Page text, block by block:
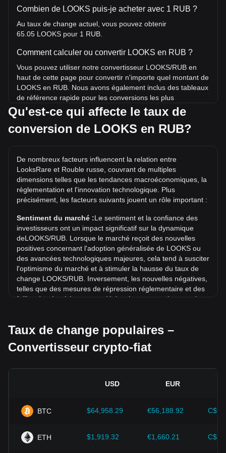
Combien de LOOKS puis-je acheter avec 1 RUB ?
Au taux de change actuel, vous pouvez obtenir
65.05 LOOKS pour 1 RUB.
Comment calculer ou convertir LOOKS en RUB ?
Vous pouvez utiliser notre convertisseur LOOKS/RUB en
haut de cette page pour convertir n'importe quel montant de
LOOKS en RUB. Nous avons également inclus des tableaux
de référence rapide pour les conversions les plus
populaires. Par exemple, 5 RUB équivalent à 325.24
LOOKS, tandis que 5 LOOKS coûtent environ 0.07687RUB.
Le record historique du prix de 1 LOOKS en RUB est de
₽581.84. Il reste à voir si la valeur de 1 LOOKS/RUB
dépassera le record historique actuel.
Quelle est la tendance des prix de en RUB ?
Au cours des 7 derniers jours, le taux de change de
LooksRare (LOOKS) a baissé de 10.46%. Au cours du
mois dernier, le taux de change de LooksRare (LOOKS) a
baissé de 8.54% par rapport à Rouble russe (RUB).
Qu'est-ce qui affecte le taux de
conversion de LOOKS en RUB?
De nombreux facteurs influencent la relation entre
LooksRare et Rouble russe, couvrant de multiples
dimensions telles que les tendances macroéconomiques, la
réglementation et l'innovation technologique. Plus
précisément, les facteurs suivants jouent un rôle important :
Sentiment du marché :Le sentiment et la confiance des
investisseurs ont un impact significatif sur la dynamique
deLOOKS/RUB. Lorsque le marché reçoit des nouvelles
positives concernant l'adoption généralisée de LOOKS ou
des avancées technologiques majeures, cela tend à susciter
l'optimisme du marché et à stimuler la hausse du taux de
change LOOKS/RUB. Inversement, les nouvelles négatives,
telles que des mesures de répression réglementaire et des
failles de sécurité, peuvent déclencher une panique sur le
Environnement réglementaire :
réglementations gouvernementales entourant les
réglementations claires et favorables peuvent renforcer la
faire grimper leur valeur. À l'inverse, des politiques
réglementaires vagues ou trop strictes peuvent entraver le
valeur.
Taux de change populaires –
Convertisseur crypto-fiat
USD EUR
BTC $64,958.29 €56,188.92
ETH $1,919.32 €1,660.21